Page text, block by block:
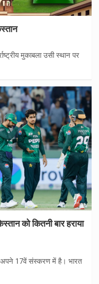
मुकाबला उसी स्थान पर
को कितनी बार हराया
17वें संस्करण में है। भारत